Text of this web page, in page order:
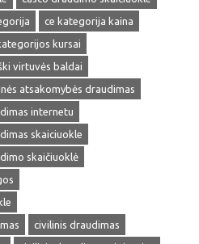
ce kategorija kaina
kursai
virtuvės baldai
atsakomybės draudimas
internetu
skaiciuokle
skaičiuoklė
civilinis draudimas